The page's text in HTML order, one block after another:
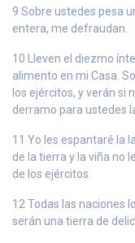
9 Sobre ustedes pesa
entera, me defraudan.
10 Lleven el diezmo
alimento en mi Casa.
los ejércitos, y verán si
derramo para ustedes
11 Yo les espantaré la
de la tierra y la viña no
de los ejércitos.
12 Todas las naciones
serán una tierra de